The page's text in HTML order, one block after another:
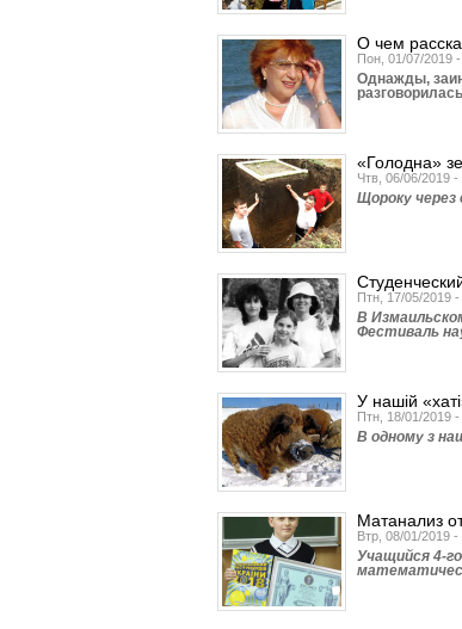
О чем
Пон, 01/07/2019
Однажды,
«Голодна»
Чтв, 06/06/2019 -
Щороку через
Птн, 17/05/2019
В
Фестиваль
У нашій
Птн, 18/01/2019 -
В одному з
Матанализ
Втр, 08/01/2019 -
Учащийся 4-